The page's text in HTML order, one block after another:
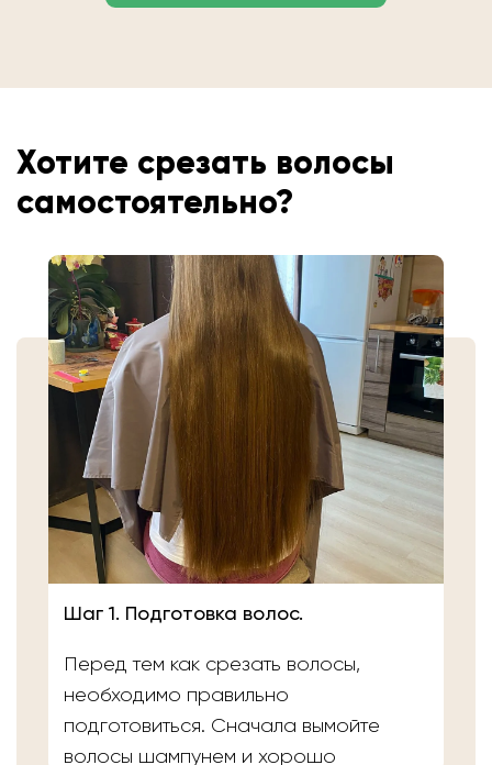
Хотите срезать волосы
самостоятельно?
Шаг 1. Подготовка волос.
Перед тем как срезать волосы,
необходимо правильно
подготовиться. Сначала вымойте
волосы шампунем и хорошо